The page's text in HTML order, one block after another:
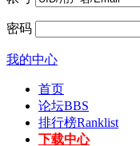
密码
我的中心
首页
论坛BBS
排行榜Ranklist
下载中心